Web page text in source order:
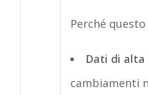
Perché
Dati di
cambiamenti